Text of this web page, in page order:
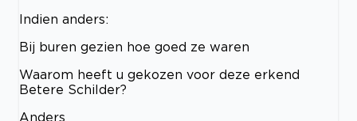
Indien anders:
Bij buren gezien hoe goed ze waren
Waarom heeft u gekozen voor deze erkend
Betere Schilder?
Anders